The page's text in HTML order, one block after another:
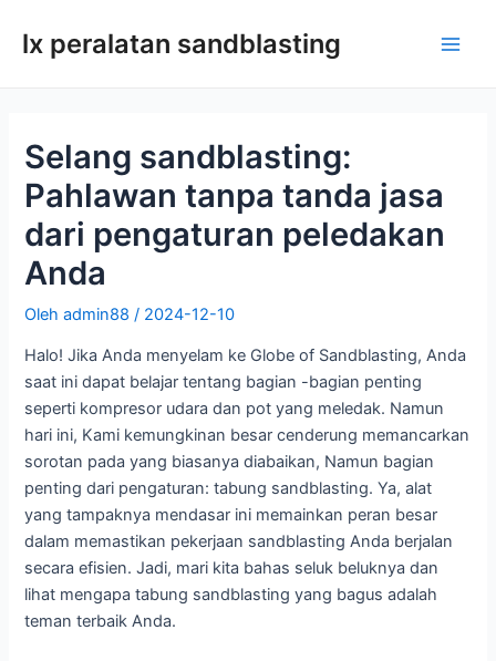
konten
lx peralatan sandblasting
Selang sandblasting:
Pahlawan tanpa tanda jasa
dari pengaturan peledakan
Anda
Olehadmin88/ 2024-12-10
Halo! Jika Anda menyelam ke Globe of Sandblasting, Anda
saat ini dapat belajar tentang bagian -bagian penting
seperti kompresor udara dan pot yang meledak. Namun
hari ini, Kami kemungkinan besar cenderung memancarkan
sorotan pada yang biasanya diabaikan, Namun bagian
penting dari pengaturan: tabung sandblasting. Ya, alat
yang tampaknya mendasar ini memainkan peran besar
dalam memastikan pekerjaan sandblasting Anda berjalan
secara efisien. Jadi, mari kita bahas seluk beluknya dan
lihat mengapa tabung sandblasting yang bagus adalah
teman terbaik Anda.